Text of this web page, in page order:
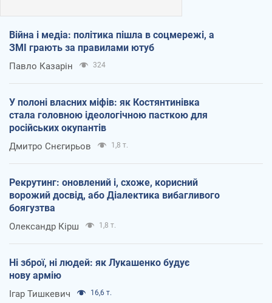
Війна і медіа: політика пішла в соцмережі, а
ЗМІ грають за правилами ютуб
Павло Казарін 324
У полоні власних міфів: як Костянтинівка
стала головною ідеологічною пасткою для
російських окупантів
Дмитро Снєгирьов 1,8 т.
Рекрутинг: оновлений і, схоже, корисний
ворожий досвід, або Діалектика вибагливого
боягузтва
Олександр Кірш 1,8 т.
Ні зброї, ні людей: як Лукашенко будує
нову армію
Ігар Тишкевич 16,6 т.